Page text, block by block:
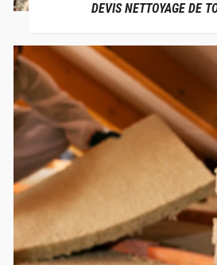
DEVIS NETTOYAGE DE